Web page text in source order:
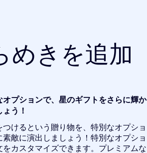
めきを追加
オプションで、星のギフトをさらに輝か
う！
つけるという贈り物を、特別なオプショ
素敵に演出しましょう！特別なオプショ
をカスタマイズできます。プレミアムな